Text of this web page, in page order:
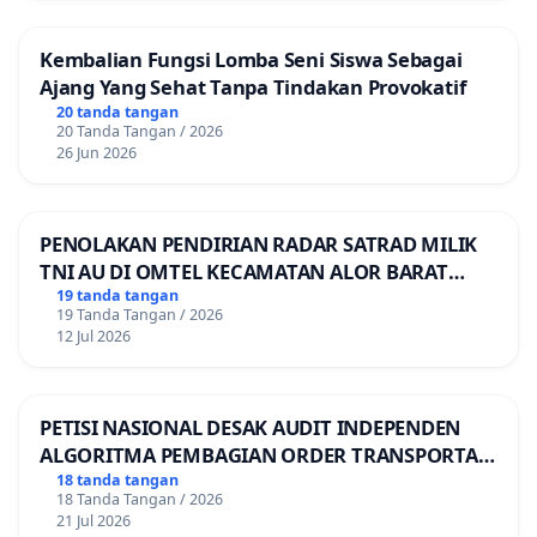
Kembalian Fungsi Lomba Seni Siswa Sebagai
Ajang Yang Sehat Tanpa Tindakan Provokatif
20 tanda tangan
20 Tanda Tangan / 2026
26 Jun 2026
PENOLAKAN PENDIRIAN RADAR SATRAD MILIK
TNI AU DI OMTEL KECAMATAN ALOR BARAT
LAUT, KABUPATEN ALOR
19 tanda tangan
19 Tanda Tangan / 2026
12 Jul 2026
PETISI NASIONAL DESAK AUDIT INDEPENDEN
ALGORITMA PEMBAGIAN ORDER TRANSPORTASI
ONLINE
18 tanda tangan
18 Tanda Tangan / 2026
21 Jul 2026